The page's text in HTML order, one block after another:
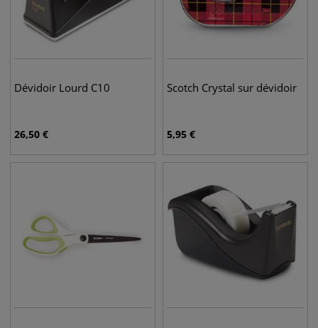
Dévidoir Lourd C10
26,50 €
Scotch Crystal sur dévidoir
5,95 €